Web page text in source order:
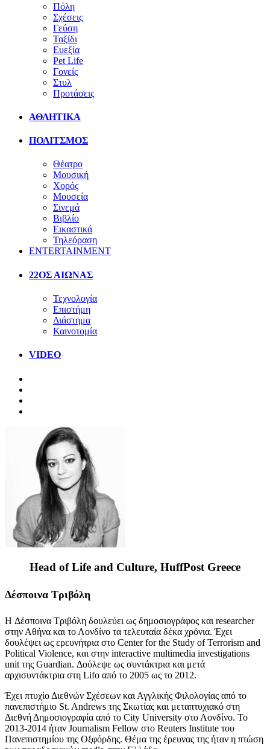
Πόλη
Σχέσεις
Γεύση
Ταξίδι
Ευεξία
Pet Life
Γονείς
Στυλ
Προτάσεις
ΑΘΛΗΤΙΚΑ
ΠΟΛΙΤΣΜΟΣ
Θέατρο
Μουσική
Χορός
Μουσεία
Σινεμά
Βιβλίο
Εικαστικά
Τηλεόραση
ENTERTAINMENT
22ΟΣ ΑΙΩΝΑΣ
Τεχνολογία
Επιστήμη
Διάστημα
Καινοτομία
VIDEO
Head of Life and Culture, HuffPost Greece
Δέσποινα Τριβόλη
H Δέσποινα Τριβόλη δουλεύει ως δημοσιογράφος και researcher
στην Αθήνα και το Λονδίνο τα τελευταία δέκα χρόνια. Έχει
δουλέψει ως ερευνήτρια στο Center for the Study of Terrorism and
Political Violence, και στην interactive multimedia investigations
unit της Guardian. Δούλεψε ως συντάκτρια και μετά
αρχισυντάκτρια στη Lifo από το 2005 ως το 2012.
Έχει πτυχίο Διεθνών Σχέσεων και Αγγλικής Φιλολογίας από το
πανεπιστήμιο St. Andrews της Σκωτίας και μεταπτυχιακό στη
Διεθνή Δημοσιογραφία από το City University στο Λονδίνο. Το
2013-2014 ήταν Journalism Fellow στο Reuters Institute του
Πανεπιστημίου της Οξφόρδης. Θέμα της έρευνας της ήταν η πτώση